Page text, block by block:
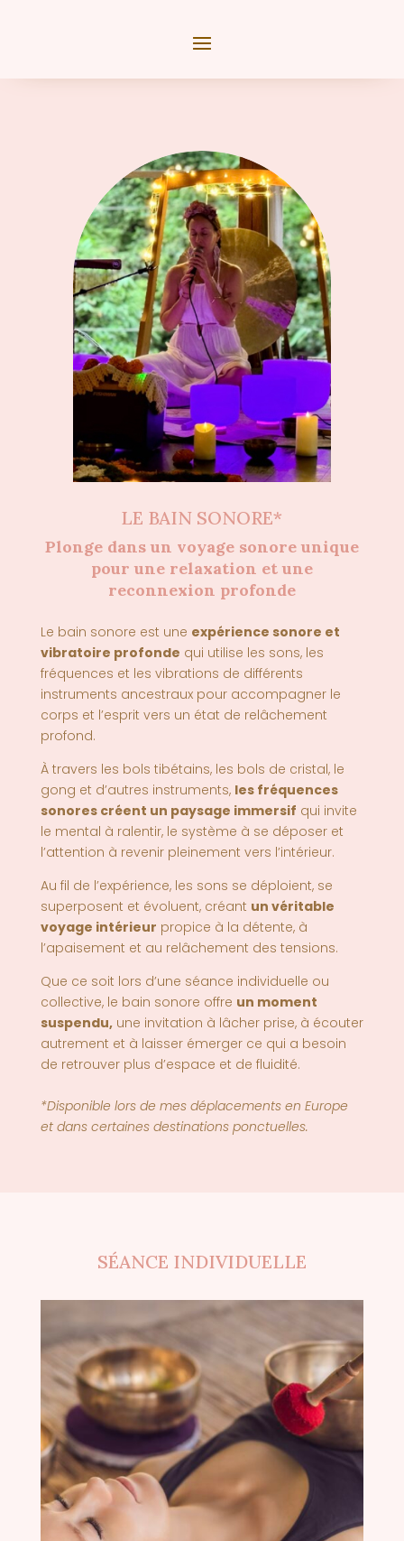
LE BAIN SONORE*
Plonge dans un voyage sonore unique
pour une relaxation et une
reconnexion profonde
Le bain sonore est une expérience sonore et
vibratoire profonde qui utilise les sons, les
fréquences et les vibrations de différents
instruments ancestraux pour accompagner le
corps et l’esprit vers un état de relâchement
profond.
À travers les bols tibétains, les bols de cristal, le
gong et d’autres instruments, les fréquences
sonores créent un paysage immersif qui invite
le mental à ralentir, le système à se déposer et
l’attention à revenir pleinement vers l’intérieur.
Au fil de l’expérience, les sons se déploient, se
superposent et évoluent, créant un véritable
voyage intérieur propice à la détente, à
l’apaisement et au relâchement des tensions.
Que ce soit lors d’une séance individuelle ou
collective, le bain sonore offre un moment
suspendu,une invitation à lâcher prise, à écouter
autrement et à laisser émerger ce qui a besoin
de retrouver plus d’espace et de fluidité.
*Disponible lors de mes déplacements en Europe
et dans certaines destinations ponctuelles.
SÉANCE INDIVIDUELLE